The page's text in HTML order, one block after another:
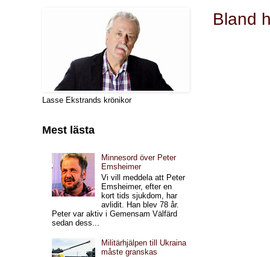
Bland
Lasse Ekstrands krönikor
Mest lästa
Minnesord över Peter
Emsheimer
Vi vill meddela att Peter
Emsheimer, efter en
kort tids sjukdom, har
avlidit. Han blev 78 år.
Peter var aktiv i Gemensam Välfärd
sedan dess...
Militärhjälpen till Ukraina
måste granskas